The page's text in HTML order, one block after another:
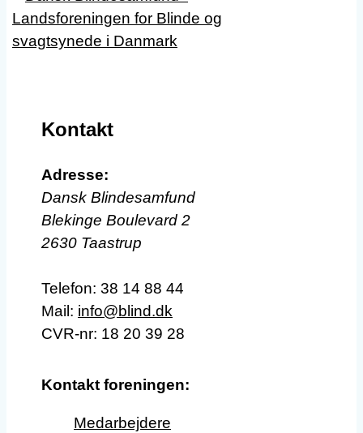
Kontakt
Adresse:
Dansk Blindesamfund
Blekinge Boulevard 2
2630 Taastrup
Telefon: 38 14 88 44
Mail: info@blind.dk
CVR-nr: 18 20 39 28
Kontakt foreningen:
Medarbejdere